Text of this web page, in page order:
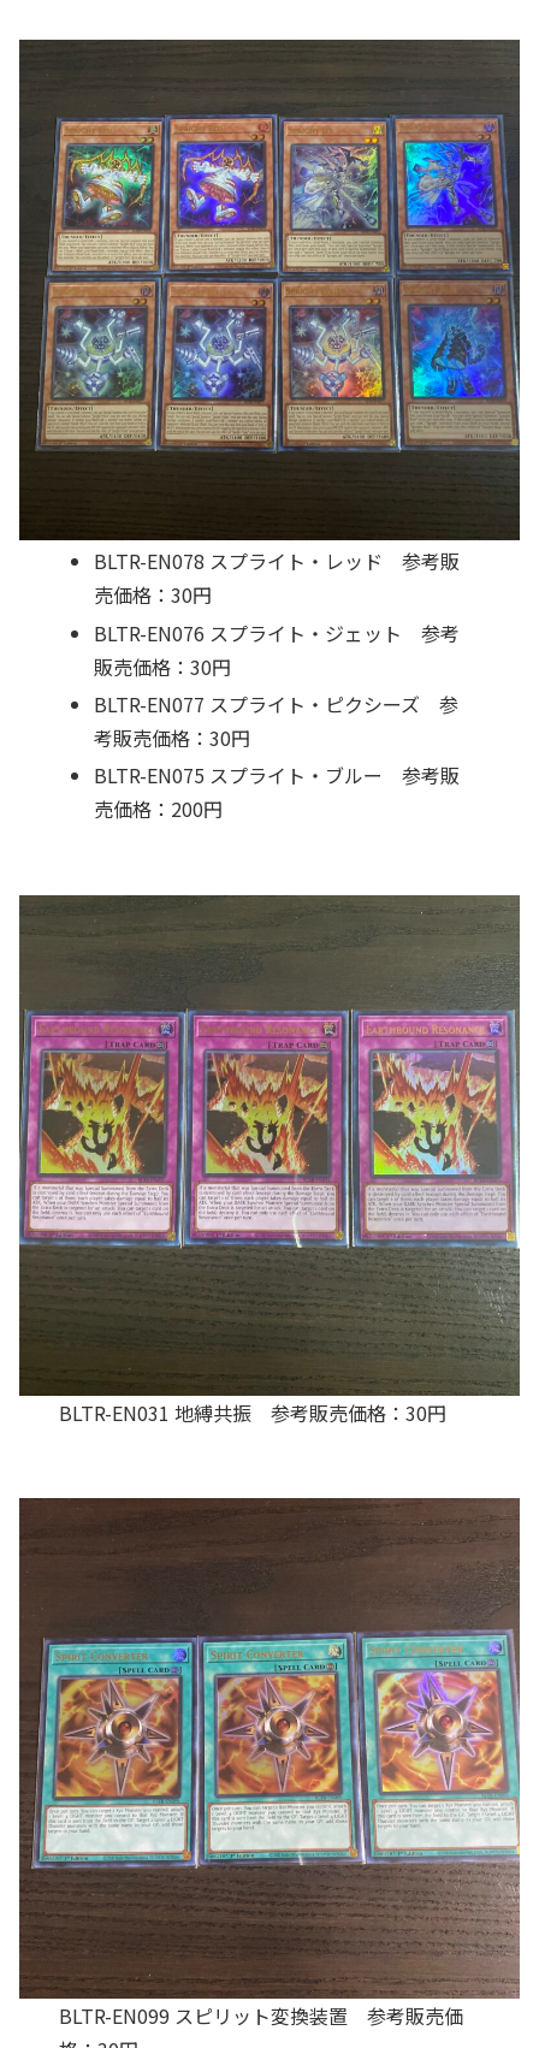
BLTR-EN078 スプライト・レッド 参考販
売価格：30円
BLTR-EN076 スプライト・ジェット 参考
販売価格：30円
BLTR-EN077 スプライト・ピクシーズ 参
考販売価格：30円
BLTR-EN075 スプライト・ブルー 参考販
売価格：200円
BLTR-EN031 地縛共振 参考販売価格：30円
BLTR-EN099 スピリット変換装置 参考販売価